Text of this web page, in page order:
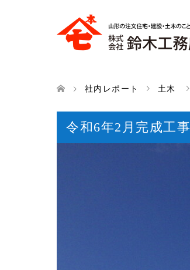
社内レポート 土木
令和6年2月完成工事